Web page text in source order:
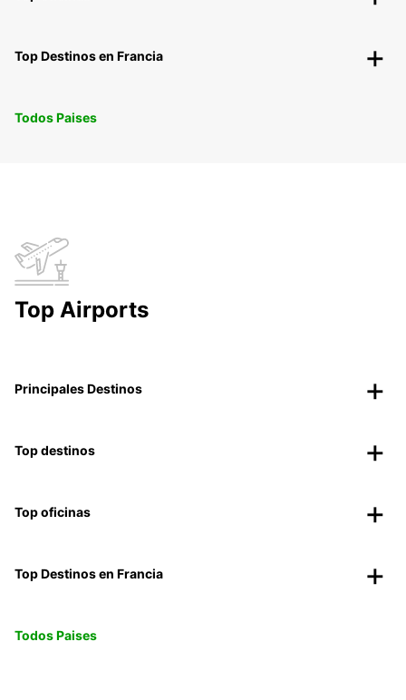
Top Destinos en Francia
Todos Paises
Top Airports
Principales Destinos
Top destinos
Top oficinas
Top Destinos en Francia
Todos Paises